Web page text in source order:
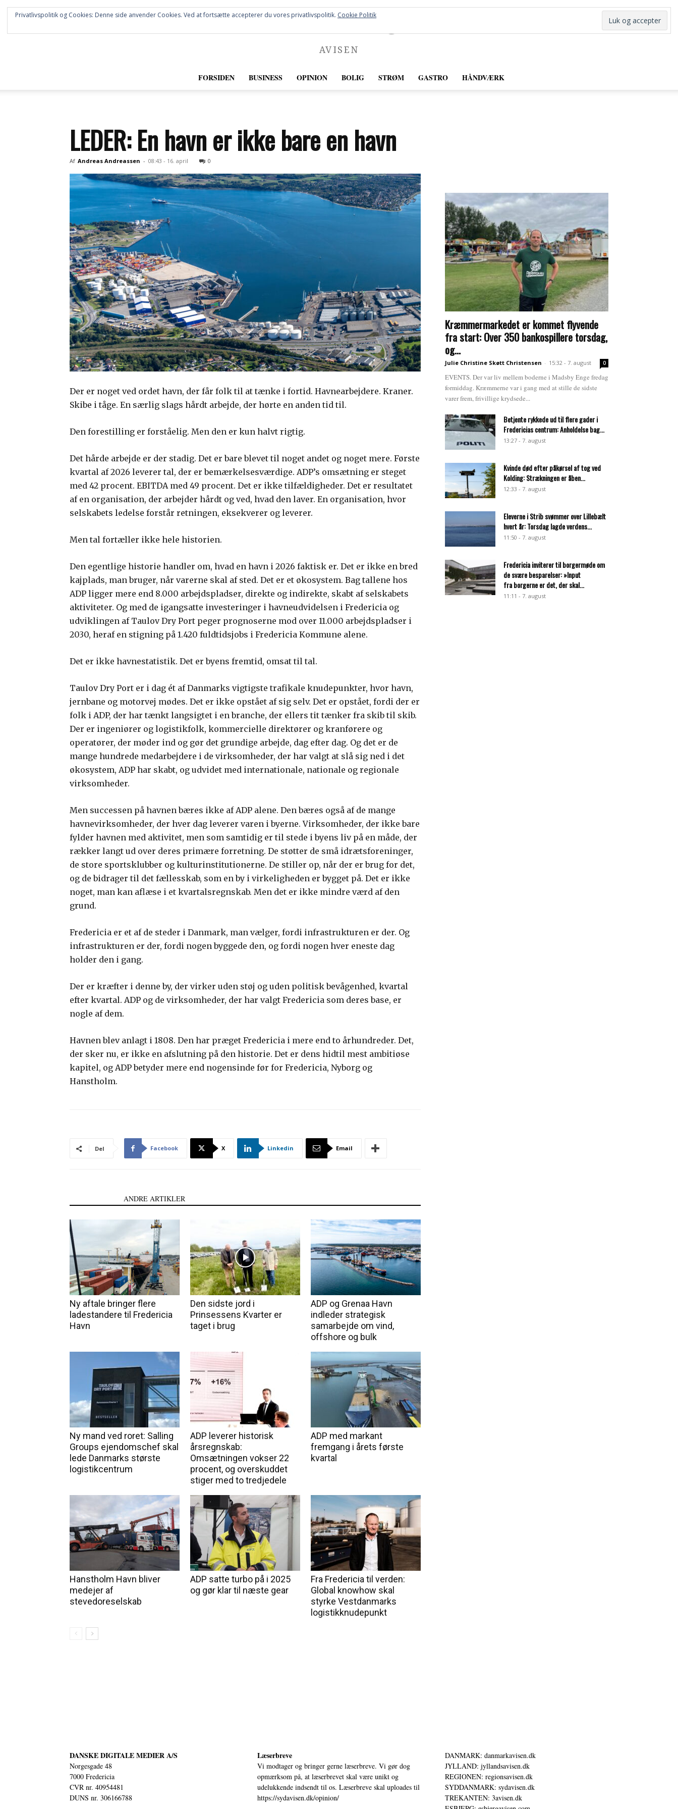
FREDERICIA
AVISEN
FORSIDEN BUSINESS OPINION BOLIG STRØM GASTRO HÅNDVÆRK
LEDER: En havn er ikke bare en havn
Af Andreas Andreassen - 08:43 - 16. april 0
Der er noget ved ordet havn, der får folk til at tænke i fortid. Havnearbejdere. Kraner.
Skibe i tåge. En særlig slags hårdt arbejde, der hørte en anden tid til.
Den forestilling er forståelig. Men den er kun halvt rigtig.
Det hårde arbejde er der stadig. Det er bare blevet til noget andet og noget mere. Første
kvartal af 2026 leverer tal, der er bemærkelsesværdige. ADP’s omsætning er steget
med 42 procent. EBITDA med 49 procent. Det er ikke tilfældigheder. Det er resultatet
af en organisation, der arbejder hårdt og ved, hvad den laver. En organisation, hvor
selskabets ledelse forstår retningen, eksekverer og leverer.
Men tal fortæller ikke hele historien.
Den egentlige historie handler om, hvad en havn i 2026 faktisk er. Det er ikke en bred
kajplads, man bruger, når varerne skal af sted. Det er et økosystem. Bag tallene hos
ADP ligger mere end 8.000 arbejdspladser, direkte og indirekte, skabt af selskabets
aktiviteter. Og med de igangsatte investeringer i havneudvidelsen i Fredericia og
udviklingen af Taulov Dry Port peger prognoserne mod over 11.000 arbejdspladser i
2030, heraf en stigning på 1.420 fuldtidsjobs i Fredericia Kommune alene.
Det er ikke havnestatistik. Det er byens fremtid, omsat til tal.
Taulov Dry Port er i dag ét af Danmarks vigtigste trafikale knudepunkter, hvor havn,
jernbane og motorvej mødes. Det er ikke opstået af sig selv. Det er opstået, fordi der er
folk i ADP, der har tænkt langsigtet i en branche, der ellers tit tænker fra skib til skib.
Der er ingeniører og logistikfolk, kommercielle direktører og kranførere og
operatører, der møder ind og gør det grundige arbejde, dag efter dag. Og det er de
mange hundrede medarbejdere i de virksomheder, der har valgt at slå sig ned i det
økosystem, ADP har skabt, og udvidet med internationale, nationale og regionale
virksomheder.
Men successen på havnen bæres ikke af ADP alene. Den bæres også af de mange
havnevirksomheder, der hver dag leverer varen i byerne. Virksomheder, der ikke bare
fylder havnen med aktivitet, men som samtidig er til stede i byens liv på en måde, der
rækker langt ud over deres primære forretning. De støtter de små idrætsforeninger,
de store sportsklubber og kulturinstitutionerne. De stiller op, når der er brug for det,
og de bidrager til det fællesskab, som en by i virkeligheden er bygget på. Det er ikke
noget, man kan aflæse i et kvartalsregnskab. Men det er ikke mindre værd af den
grund.
Fredericia er et af de steder i Danmark, man vælger, fordi infrastrukturen er der. Og
infrastrukturen er der, fordi nogen byggede den, og fordi nogen hver eneste dag
holder den i gang.
Der er kræfter i denne by, der virker uden støj og uden politisk bevågenhed, kvartal
efter kvartal. ADP og de virksomheder, der har valgt Fredericia som deres base, er
nogle af dem.
Havnen blev anlagt i 1808. Den har præget Fredericia i mere end to århundreder. Det,
der sker nu, er ikke en afslutning på den historie. Det er dens hidtil mest ambitiøse
kapitel, og ADP betyder mere end nogensinde før for Fredericia, Nyborg og
Hanstholm.
Del Facebook X Linkedin Email
ANDRE ARTIKLER
Ny aftale bringer flere
ladestandere til Fredericia
Havn
Den sidste jord i
Prinsessens Kvarter er
taget i brug
ADP og Grenaa Havn
indleder strategisk
samarbejde om vind,
offshore og bulk
Ny mand ved roret: Salling
Groups ejendomschef skal
lede Danmarks største
logistikcentrum
ADP leverer historisk
årsregnskab:
Omsætningen vokser 22
procent, og overskuddet
stiger med to tredjedele
ADP med markant
fremgang i årets første
kvartal
Hanstholm Havn bliver
medejer af
stevedoreselskab
ADP satte turbo på i 2025
og gør klar til næste gear
Fra Fredericia til verden:
Global knowhow skal
styrke Vestdanmarks
logistikknudepunkt
Kræmmermarkedet er kommet flyvende
fra start: Over 350 bankospillere torsdag,
og...
Julie Christine Skøtt Christensen - 15:32 - 7. august 0
EVENTS. Der var liv mellem boderne i Madsby Enge fredag
formiddag. Kræmmerne var i gang med at stille de sidste
varer frem, frivillige krydsede...
Betjente rykkede ud til flere gader i
Fredericias centrum: Anholdelse bag...
13:27 - 7. august
Kvinde død efter påkørsel af tog ved
Kolding: Strækningen er åben...
12:33 - 7. august
Eleverne i Strib svømmer over Lillebælt
hvert år: Torsdag lagde verdens...
11:50 - 7. august
Fredericia inviterer til borgermøde om
de svære besparelser: »Input
fra borgerne er det, der skal...
11:11 - 7. august
DANSKE DIGITALE MEDIER A/S
Norgesgade 48
7000 Fredericia
CVR nr. 40954481
DUNS nr. 306166788
Læserbreve
Vi modtager og bringer gerne læserbreve. Vi gør dog
opmærksom på, at læserbrevet skal være unikt og
udelukkende indsendt til os. Læserbreve skal uploades til
https://sydavisen.dk/opinion/
DANMARK: danmarkavisen.dk
JYLLAND: jyllandsavisen.dk
REGIONEN: regionsavisen.dk
SYDDANMARK: sydavisen.dk
TREKANTEN: 3avisen.dk
Privatlivspolitik og Cookies: Denne side anvender Cookies. Ved at fortsætte accepterer du vores privatlivspolitik. Cookie Politik